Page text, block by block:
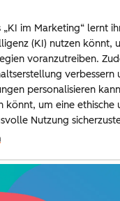
„KI im Marketing“ lernt
(KI) nutzen könnt,
voranzutreiben.
verbessern
personalisieren
könnt, um eine ethische
Nutzung